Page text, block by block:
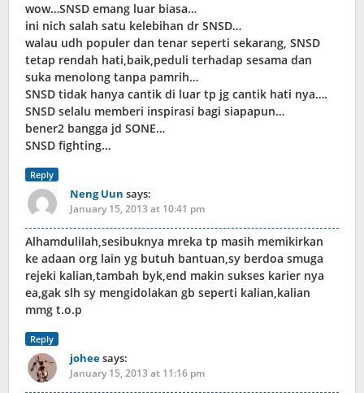
wow…SNSD emang luar biasa…
ini nich salah satu kelebihan dr SNSD…
walau udh populer dan tenar seperti sekarang, SNSD
tetap rendah hati,baik,peduli terhadap sesama dan
suka menolong tanpa pamrih…
SNSD tidak hanya cantik di luar tp jg cantik hati nya….
SNSD selalu memberi inspirasi bagi siapapun…
bener2 bangga jd SONE…
SNSD fighting…
Reply
Neng Uun says:
January 15, 2013 at 10:41 pm
Alhamdulilah,sesibuknya mreka tp masih memikirkan
ke adaan org lain yg butuh bantuan,sy berdoa smuga
rejeki kalian,tambah byk,end makin sukses karier nya
ea,gak slh sy mengidolakan gb seperti kalian,kalian
mmg t.o.p
Reply
joheesays:
January 15, 2013 at 11:16 pm